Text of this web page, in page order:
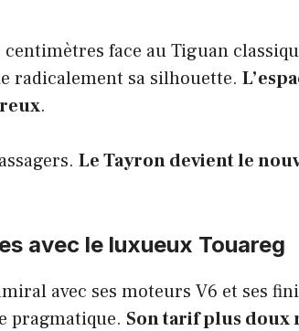
centimètres face au Tiguan
radicalement sa silhouette.
.
Le Tayron devient le
avec le luxueux Touareg
avec ses moteurs V6 et ses
pragmatique. Son tarif plus doux